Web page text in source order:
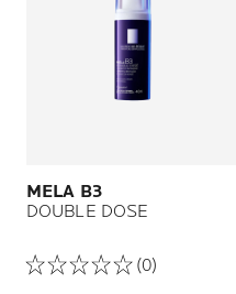
MELA B3
DOUBLE DOSE
(0)